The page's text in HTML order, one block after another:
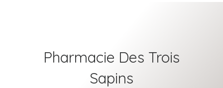
Pharmacie Des Trois
Sapins